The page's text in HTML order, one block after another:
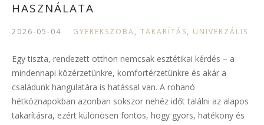
HASZNÁLATA
2026-05-04 GYEREKSZOBA, TAKARÍTÁS, UNIVERZÁLIS
Egy tiszta, rendezett otthon nemcsak esztétikai kérdés – a
mindennapi közérzetünkre, komfortérzetünkre és akár a
családunk hangulatára is hatással van. A rohanó
hétköznapokban azonban sokszor nehéz időt találni az alapos
takarításra, ezért különösen fontos, hogy gyors, hatékony és